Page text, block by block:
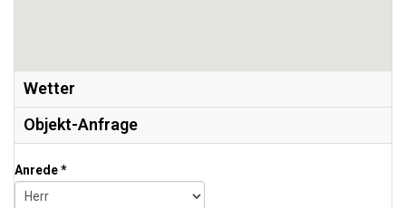
Wetter
Objekt-Anfrage
Anrede *